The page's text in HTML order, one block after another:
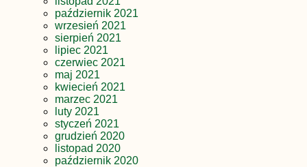
październik 2021
wrzesień 2021
sierpień 2021
lipiec 2021
czerwiec 2021
maj 2021
kwiecień 2021
marzec 2021
luty 2021
styczeń 2021
grudzień 2020
listopad 2020
październik 2020